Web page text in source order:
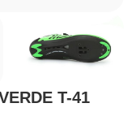
T-41